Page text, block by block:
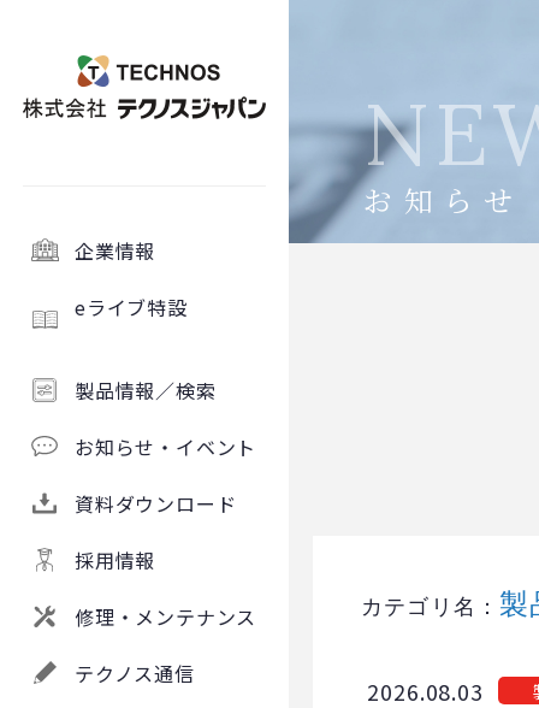
企業情報
eライブ特設
製品情報／検索
お知らせ・イベント
資料ダウンロード
採用情報
修理・メンテナンス
テクノス通信
お知らせ
カテゴリ名： 製
2026.08.03